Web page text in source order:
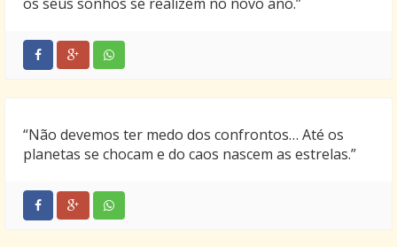
“Não devemos ter medo dos confrontos… Até os
planetas se chocam e do caos nascem as estrelas.”